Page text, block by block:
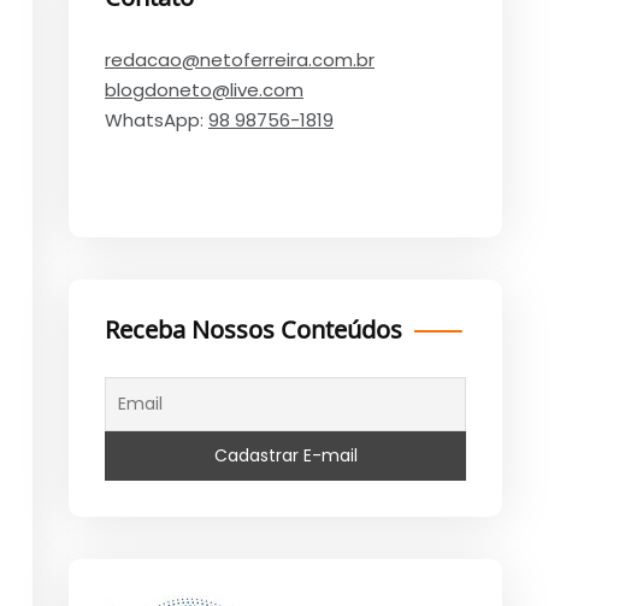
redacao@netoferreira.com.br
blogdoneto@live.com
WhatsApp: 98 98756-1819
Receba Nossos Conteúdos